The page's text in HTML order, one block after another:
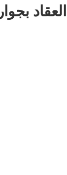
بجوار